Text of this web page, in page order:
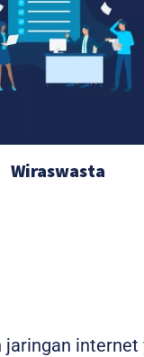
Wiraswasta
jaringan